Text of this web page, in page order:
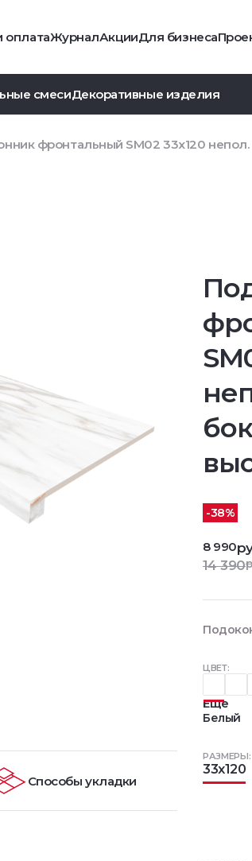
оплатаЖурналАкцииДля бизнеса
смесиДекоративные изделия
фронтальный SM02 33х120
ЦВЕТ:
Еще
Белый
РАЗМЕРЫ:
33x120
-38%
8 990
14 390
Способы укладки